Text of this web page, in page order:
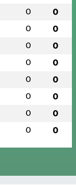
0 0
0 0
0 0
0 0
0 0
0 0
0 0
0 0